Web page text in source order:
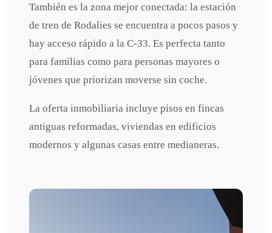
También es la zona mejor conectada: la estación
de tren de Rodalies se encuentra a pocos pasos y
hay acceso rápido a la C-33. Es perfecta tanto
para familias como para personas mayores o
jóvenes que priorizan moverse sin coche.
La oferta inmobiliaria incluye pisos en fincas
antiguas reformadas, viviendas en edificios
modernos y algunas casas entre medianeras.